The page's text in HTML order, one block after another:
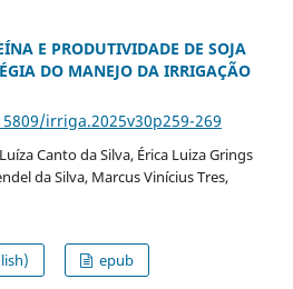
E PRODUTIVIDADE DE SOJA
DO MANEJO DA IRRIGAÇÃO
irriga.2025v30p259-269
Canto da Silva, Érica Luiza Grings
da Silva, Marcus Vinícius Tres,
epub